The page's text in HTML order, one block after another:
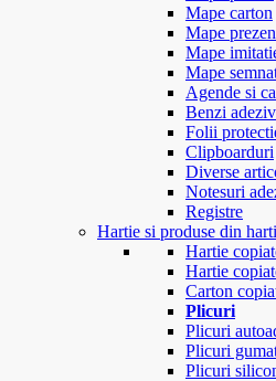
Mape carton
Mape
Mape
Mape
Agende si
Benzi
Folii
Clipboarduri
Diverse
Notesuri
Registre
Hartie si produse din
Hartie
Hartie
Carton
Plicuri
Plicuri
Plicuri
Plicuri